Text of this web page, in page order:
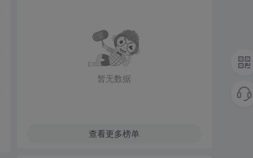
暂无数据
查看更多榜单